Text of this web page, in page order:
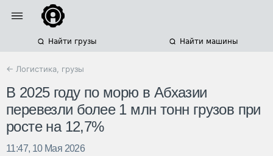
Найти грузы Найти машины
← Логистика, грузы
В 2025 году по морю в Абхазии
перевезли более 1 млн тонн грузов при
росте на 12,7%
11:47, 10 Мая 2026